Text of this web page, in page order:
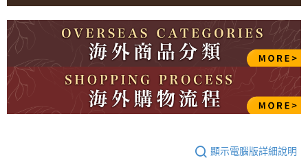
顯示電腦版詳細說明